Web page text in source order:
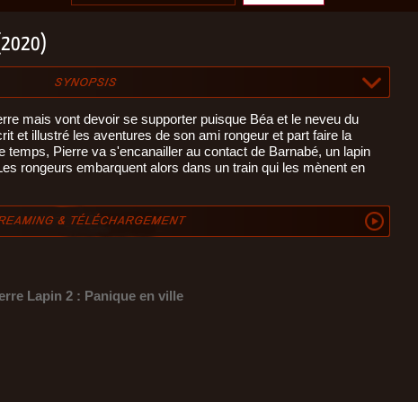
mais vont devoir se supporter puisque Béa et le neveu du
et illustré les aventures de son ami rongeur et part faire la
temps, Pierre va s'encanailler au contact de Barnabé, un lapin
rongeurs embarquent alors dans un train qui les mènent en
Lapin 2 : Panique en ville